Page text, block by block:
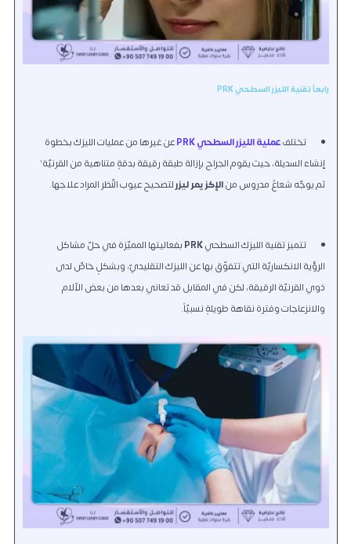
رابعاً تقنية الليزر السطحي PRK
تختلفعملية الليزر السطحي PRK
عن غيرها من عمليات الليزك بخطوة
إنشاء السديلة، حيث يقوم الجراح بإزالة طبقة رقيقة بدقةٍ متناهية من القرنيّة’
ثم يوجّه شعاعٌ مدروس منالإكزيمر ليزرلتصحيح عيوب النّظر المراد علاجها.
تتميز تقنية الليزك السطحيPRK
بفعاليتها المميّزة في حلّ مشاكل
الرؤية الانكساريّة التي تتفوّق بها عن الليزك التقليديّ، وبشكلٍ خاصّ لدى
ذوي القرنيّة الرقيقة، لكن في المقابل قد تعاني بعدها من بعض الآلام
والانزعاجات وفترة نقاهة طويلةٍ نسبيّاً.